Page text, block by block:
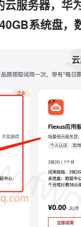
服务器，华
系统盘，